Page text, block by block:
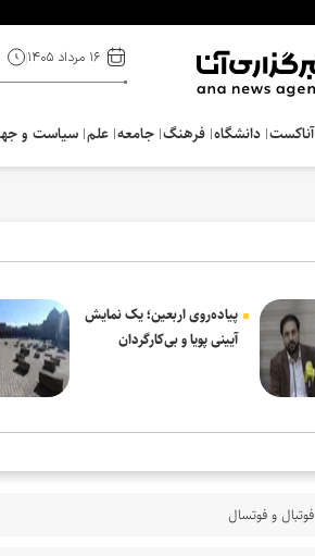
۱۶ مرداد ۱۴۰۵
آناکست دانشگاه فرهنگ‌ جامعه علم سیاست و
پیاده‌روی اربعین؛ یک نمایش
آیینی پویا و بی‌کارگردان
فوتبال و فوتسال